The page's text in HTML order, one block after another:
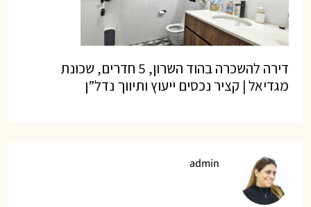
דירה להשכרה בהוד השרון, 5 חדרים, שכונת
מגדיאל | קציר נכסים ייעוץ ותיווך נדל”ן
admin